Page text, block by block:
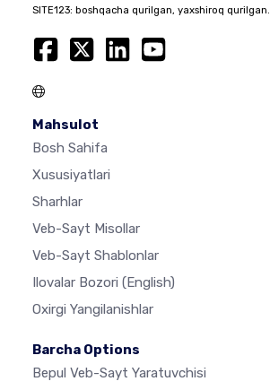
SITE123: boshqacha qurilgan, yaxshiroq qurilgan.
Mahsulot
Bosh Sahifa
Xususiyatlari
Sharhlar
Veb-Sayt Misollar
Veb-Sayt Shablonlar
Ilovalar Bozori (English)
Oxirgi Yangilanishlar
Barcha Options
Bepul Veb-Sayt Yaratuvchisi